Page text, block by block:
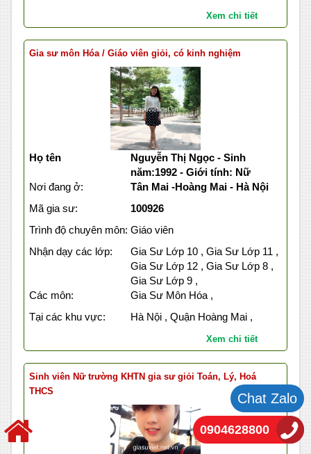
Xem chi tiết
Gia sư môn Hóa / Giáo viên giỏi, có kinh nghiệm
Họ tên
Nguyễn Thị Ngọc - Sinh
năm:1992 - Giới tính: Nữ
Nơi đang ở:
Tân Mai -Hoàng Mai - Hà Nội
Mã gia sư:
100926
Trình độ chuyên môn: Giáo viên
Nhận dạy các lớp:
Gia Sư Lớp 10 , Gia Sư Lớp 11 ,
Gia Sư Lớp 12 , Gia Sư Lớp 8 ,
Gia Sư Lớp 9 ,
Các môn:
Gia Sư Môn Hóa ,
Tại các khu vực:
Hà Nội , Quận Hoàng Mai ,
Xem chi tiết
Sinh viên Nữ trường KHTN gia sư giỏi Toán, Lý, Hoá
THCS
Chat Zalo
0904628800